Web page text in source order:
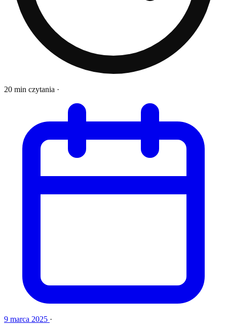
20 min czytania ·
9 marca 2025 ·